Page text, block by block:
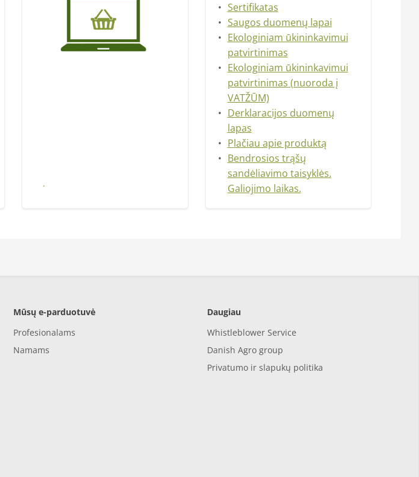
Pirkti
Sertifikatas
Saugos duomenų lapai
Ekologiniam ūkininkavimui
patvirtinimas
Ekologiniam ūkininkavimui
patvirtinimas (nuoroda į
VATŽŪM)
Derklaracijos duomenų
lapas
Plačiau apie produktą
Bendrosios trąšų
sandėliavimo taisyklės.
Galiojimo laikas.
Mūsų e-parduotuvė
Profesionalams
Namams
Daugiau
Whistleblower Service
Danish Agro group
Privatumo ir slapukų politika